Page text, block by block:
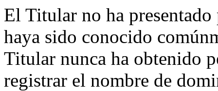
El Titular no ha presentado
haya sido conocido
Titular nunca ha obtenido
registrar el nombre de